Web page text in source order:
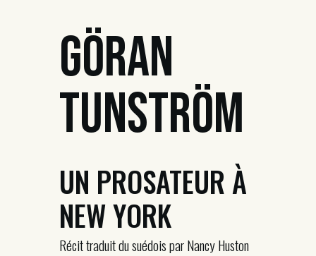
Göran
Tunström
UN PROSATEUR À
NEW YORK
Récit traduit du suédois par Nancy Huston